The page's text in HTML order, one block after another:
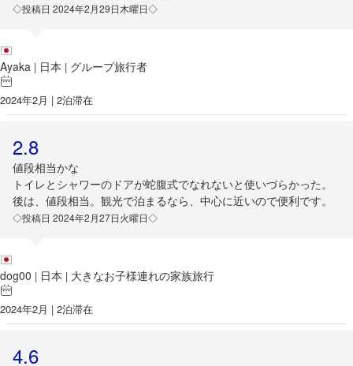
◇投稿日 2024年2月29日木曜日◇
Ayaka | 日本 | グループ旅行者
2024年2月 | 2泊滞在
2.8
値段相当かな
トイレとシャワーのドアが蛇腹式でなれないと使いづらかった。
後は、値段相当。観光で泊まるなら、中心に近いので便利です。
◇投稿日 2024年2月27日火曜日◇
dog00 | 日本 | 大きなお子様連れの家族旅行
2024年2月 | 2泊滞在
4.6